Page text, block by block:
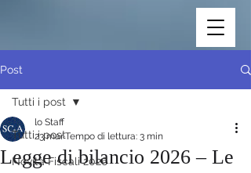
Post
Tutti i post
Novità Fiscali 2026
Tutti i post
Legge di bilancio 2026 – Le
lo Staff
23 marTempo di lettura: 3 min